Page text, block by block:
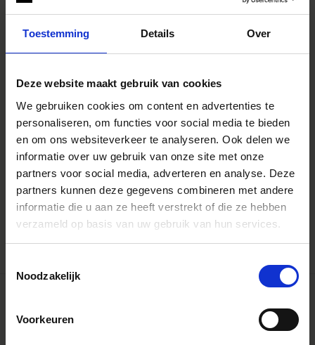
Toestemming Details Over
Deze website maakt gebruik van cookies
We gebruiken cookies om content en advertenties te
personaliseren, om functies voor social media te bieden
en om ons websiteverkeer te analyseren. Ook delen we
informatie over uw gebruik van onze site met onze
partners voor social media, adverteren en analyse. Deze
partners kunnen deze gegevens combineren met andere
informatie die u aan ze heeft verstrekt of die ze hebben
verzameld op basis van uw gebruik van hun services.
Noodzakelijk
Voorkeuren
1.4x Teleconverter TC-1401
€279
AJOUTER AU PANIER